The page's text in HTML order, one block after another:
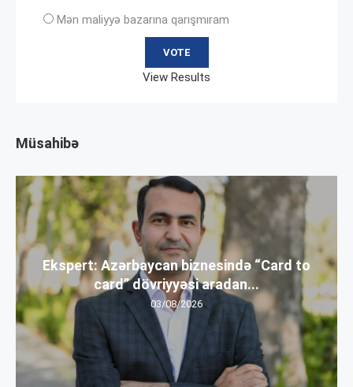
Mən maliyyə bazarına qarışmıram
View Results
Müsahibə
Ekspert: Azərbaycan biznesində “Card to
card” dövriyyəsi aradan...
03/08/2026